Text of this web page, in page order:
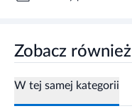
Zobacz również
W tej samej kategorii